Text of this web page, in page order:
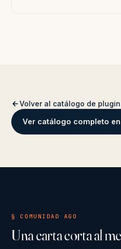
Volver al catálogo de
Ver catálogo completo
§ COMUNIDAD AGO
Una carta corta al